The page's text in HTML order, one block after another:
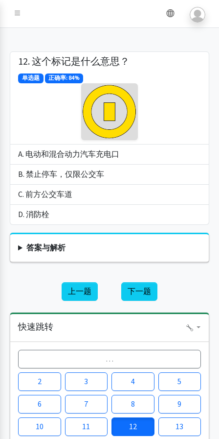
12. 这个标记是什么意思？
单选题 正确率: 84%
A. 电动和混合动力汽车充电口
B. 禁止停车，仅限公交车
C. 前方公交车道
D. 消防栓
答案与解析
上一题 下一题
快速跳转
…
2 3 4 5
6 7 8 9
10 11 12 13